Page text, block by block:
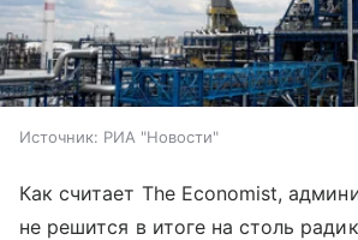
Источник: РИА "Новости"
Как считает The Economist,
не решится в итоге на столь